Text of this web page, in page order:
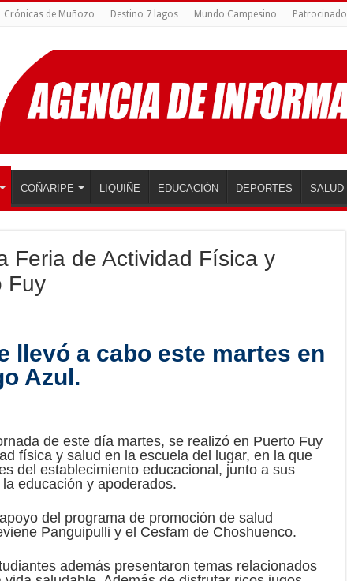
Crónicas de Muñozo Destino 7 lagos Mundo Campesino Patrocinado
COÑARIPE LIQUIÑE EDUCACIÓN DEPORTES SALUD
Feria de Actividad Física y
Fuy
llevó a cabo este martes en
Azul.
de este día martes, se realizó en Puerto Fuy
física y salud en la escuela del lugar, en la que
del establecimiento educacional, junto a sus
educación y apoderados.
del programa de promoción de salud
Panguipulli y el Cesfam de Choshuenco.
además presentaron temas relacionados